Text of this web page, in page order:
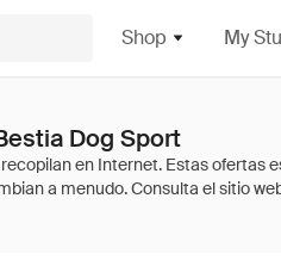
Shop My
Dog Sport